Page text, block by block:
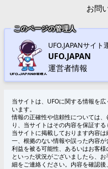
お問
このページの管理人
UFO.JAPANサイト
UFO.JAPAN
運営者情報
当サイトは、UFOに関する情報を
います。
情報の正確性や信頼性については
り、当サイトはその内容を保証する
当サイトに掲載しております内容
一、根拠のない情報や誤った内容
利益を被る可能性、あるいはお客
といった状況がございましたら、
細をご連絡ください。内容を確認後